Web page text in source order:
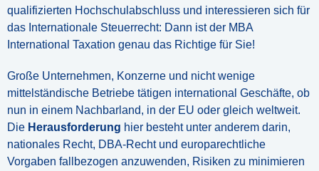
qualifizierten Hochschulabschluss und interessieren sich für
das Internationale Steuerrecht: Dann ist der MBA
International Taxation genau das Richtige für Sie!
Große Unternehmen, Konzerne und nicht wenige
mittelständische Betriebe tätigen international Geschäfte, ob
nun in einem Nachbarland, in der EU oder gleich weltweit.
Die Herausforderung hier besteht unter anderem darin,
nationales Recht, DBA-Recht und europarechtliche
Vorgaben fallbezogen anzuwenden, Risiken zu minimieren